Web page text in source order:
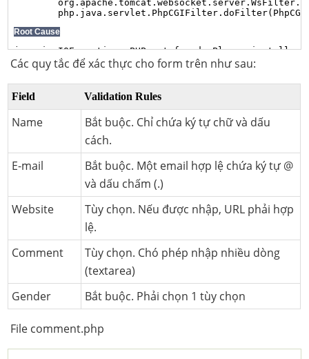
Các quy tắc để xác thực cho form trên như sau:
Field Validation Rules
Name
Bắt buộc. Chỉ chứa ký tự chữ và dấu
cách.
E-mail
Bắt buộc. Một email hợp lệ chứa ký tự @
và dấu chấm (.)
Website
Tùy chọn. Nếu được nhập, URL phải hợp
lệ.
Comment
Tùy chọn. Chó phép nhập nhiều dòng
(textarea)
Gender
Bắt buộc. Phải chọn 1 tùy chọn
File comment.php